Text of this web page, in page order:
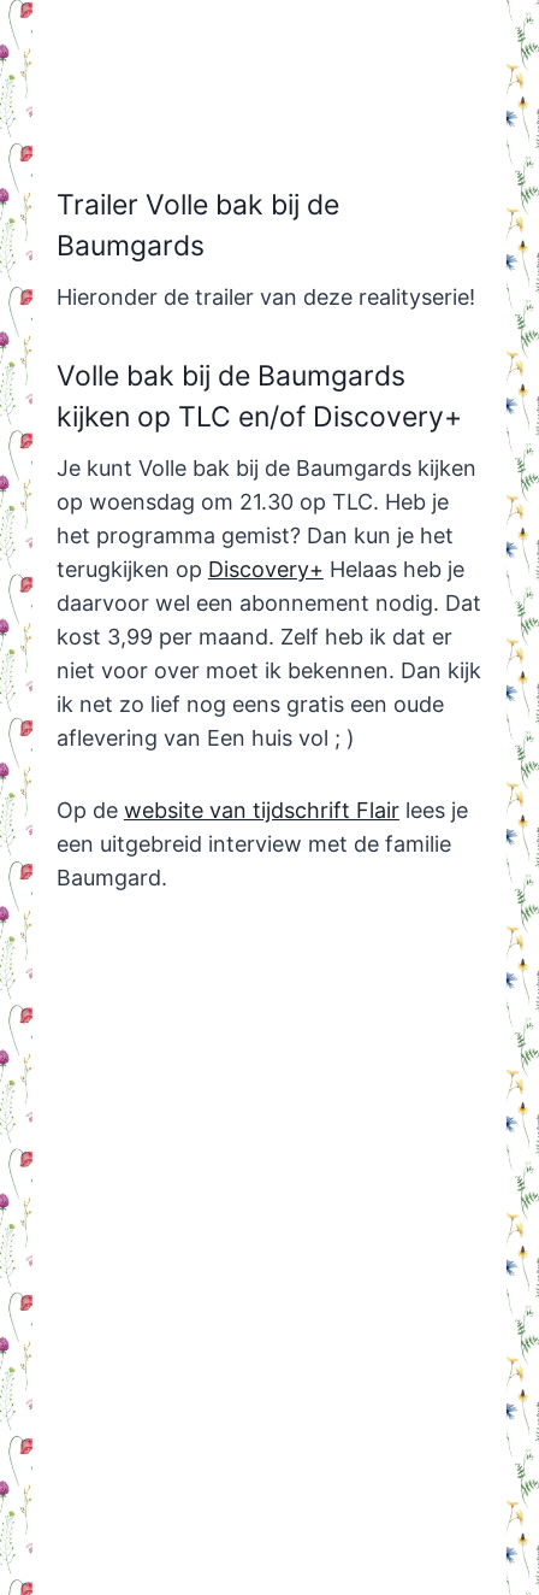
Trailer Volle bak bij de
Baumgards
Hieronder de trailer van deze realityserie!
Volle bak bij de Baumgards
kijken op TLC en/of Discovery+
Je kunt Volle bak bij de Baumgards kijken
op woensdag om 21.30 op TLC. Heb je
het programma gemist? Dan kun je het
terugkijken op Discovery+ Helaas heb je
daarvoor wel een abonnement nodig. Dat
kost 3,99 per maand. Zelf heb ik dat er
niet voor over moet ik bekennen. Dan kijk
ik net zo lief nog eens gratis een oude
aflevering van Een huis vol ; )
Op de website van tijdschrift Flairlees je
een uitgebreid interview met de familie
Baumgard.